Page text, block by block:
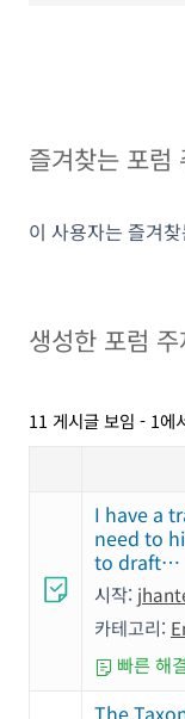
즐겨찾는 포럼
이 사용자는 즐겨
생성한 포럼 주
11 게시글 보임 - 1에
I have a
need to
to draft…
시작:
카테고리:
빠른 해